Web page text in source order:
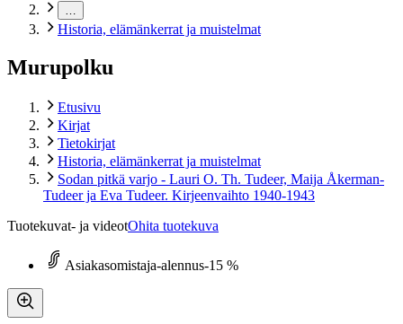
Historia, elämänkerrat ja muistelmat
Murupolku
Etusivu
Kirjat
Tietokirjat
Historia, elämänkerrat ja muistelmat
Sodan pitkä varjo - Lauri O. Th. Tudeer, Maija Åkerman-
Tudeer ja Eva Tudeer. Kirjeenvaihto 1940-1943
Tuotekuvat- ja videotOhita tuotekuva
Asiakasomistaja-alennus-15 %